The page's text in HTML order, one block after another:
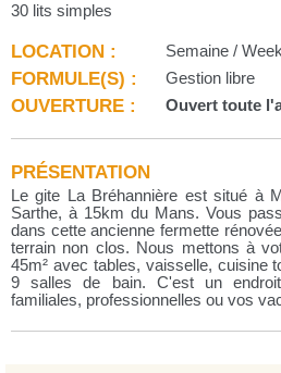
30 lits simples
LOCATION : Semaine /
FORMULE(S) : Gestion libre
OUVERTURE : Ouvert toute
PRÉSENTATION
Le gite La Bréhannière est situé à
Sarthe, à 15km du Mans. Vous
dans cette ancienne fermette
terrain non clos. Nous mettons à
45m² avec tables, vaisselle, cuisine
9 salles de bain. C'est un
familiales, professionnelles ou vos